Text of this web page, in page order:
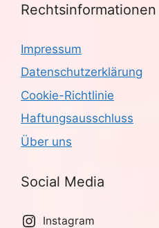
Rechtsinformationen
Impressum
Datenschutzerklärung
Cookie-Richtlinie
Haftungsausschluss
Über uns
Social Media
Instagram